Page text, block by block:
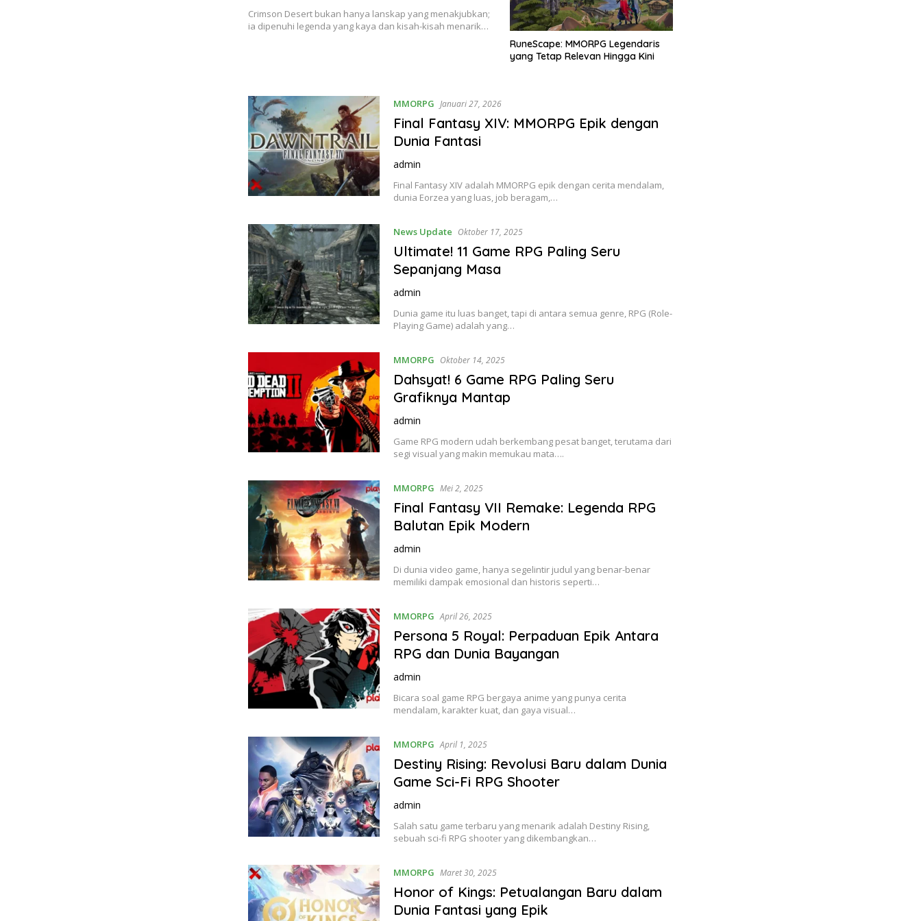
Crimson Desert bukan hanya lanskap yang menakjubkan;
ia dipenuhi legenda yang kaya dan kisah-kisah menarik…
RuneScape: MMORPG Legendaris
yang Tetap Relevan Hingga Kini
MMORPG Januari 27, 2026
Final Fantasy XIV: MMORPG Epik dengan
Dunia Fantasi
admin
Final Fantasy XIV adalah MMORPG epik dengan cerita mendalam,
dunia Eorzea yang luas, job beragam,…
News Update Oktober 17, 2025
Ultimate! 11 Game RPG Paling Seru
Sepanjang Masa
admin
Dunia game itu luas banget, tapi di antara semua genre, RPG (Role-
Playing Game) adalah yang…
MMORPG Oktober 14, 2025
Dahsyat! 6 Game RPG Paling Seru
Grafiknya Mantap
admin
Game RPG modern udah berkembang pesat banget, terutama dari
segi visual yang makin memukau mata….
MMORPG Mei 2, 2025
Final Fantasy VII Remake: Legenda RPG
Balutan Epik Modern
admin
Di dunia video game, hanya segelintir judul yang benar-benar
memiliki dampak emosional dan historis seperti…
MMORPG April 26, 2025
Persona 5 Royal: Perpaduan Epik Antara
RPG dan Dunia Bayangan
admin
Bicara soal game RPG bergaya anime yang punya cerita
mendalam, karakter kuat, dan gaya visual…
MMORPG April 1, 2025
Destiny Rising: Revolusi Baru dalam Dunia
Game Sci-Fi RPG Shooter
admin
Salah satu game terbaru yang menarik adalah Destiny Rising,
sebuah sci-fi RPG shooter yang dikembangkan…
MMORPG Maret 30, 2025
Honor of Kings: Petualangan Baru dalam
Dunia Fantasi yang Epik